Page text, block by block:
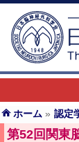
ホーム » 認定
第52回関東